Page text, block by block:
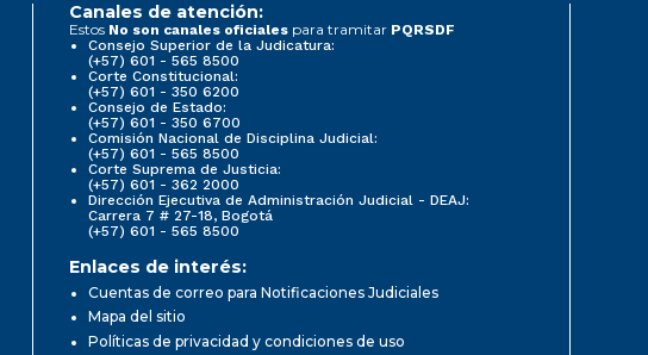
Canales de atención:
Estos No son canales oficiales para tramitar PQRSDF
Consejo Superior de la Judicatura:
(+57) 601 - 565 8500
Corte Constitucional:
(+57) 601 - 350 6200
Consejo de Estado:
(+57) 601 - 350 6700
Comisión Nacional de Disciplina Judicial:
(+57) 601 - 565 8500
Corte Suprema de Justicia:
(+57) 601 - 362 2000
Dirección Ejecutiva de Administración Judicial - DEAJ:
Carrera 7 # 27-18, Bogotá
(+57) 601 - 565 8500
Enlaces de interés:
Cuentas de correo para Notificaciones Judiciales
Mapa del sitio
Políticas de privacidad y condiciones de uso